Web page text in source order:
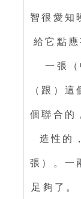
智很愛知
給它點
一張
（跟）
個聯合的
造性的
張）。一
足夠了